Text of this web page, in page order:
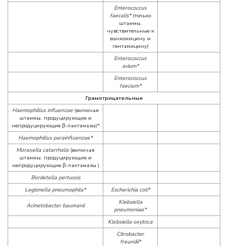
Enterococcus
faecalis*(только
штаммы,
чувствительные к
ванкомицину и
гентамицину)
Enterococcus
avium*
Enterococcus
faecium*
Грамотрицательные
Haemophillus influenzae (включая
штаммы, продуцирующие и
непродуцирующие β-лактамазы)*
Haemophillus parainfluenzae*
Moraxella catarrhalis(включая
штаммы, продуцирующие и
непродуцирующие β-лактамазы )
Bordetella pertussis
Legionella pneumophila*
Escherichia coli*
Acinetobacter baumanii
Klebsiella
pneumoniae*
Klebsiella oxytoca
Citrobacter
freundii*